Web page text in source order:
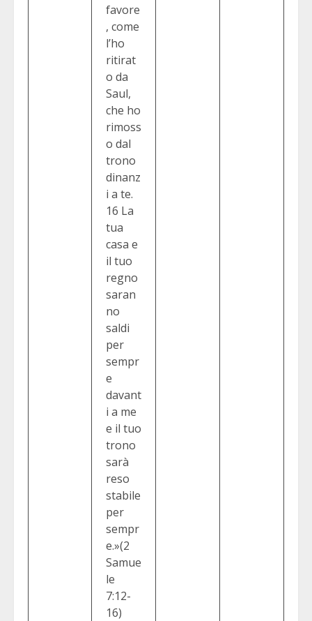
favore
, come
l’ho
ritirat
o da
Saul,
che ho
rimoss
o dal
trono
dinanz
i a te.
16 La
tua
casa e
il tuo
regno
saran
no
saldi
per
sempr
e
davant
i a me
e il tuo
trono
sarà
reso
stabile
per
sempr
e.»(2
Samue
le
7:12-
16)